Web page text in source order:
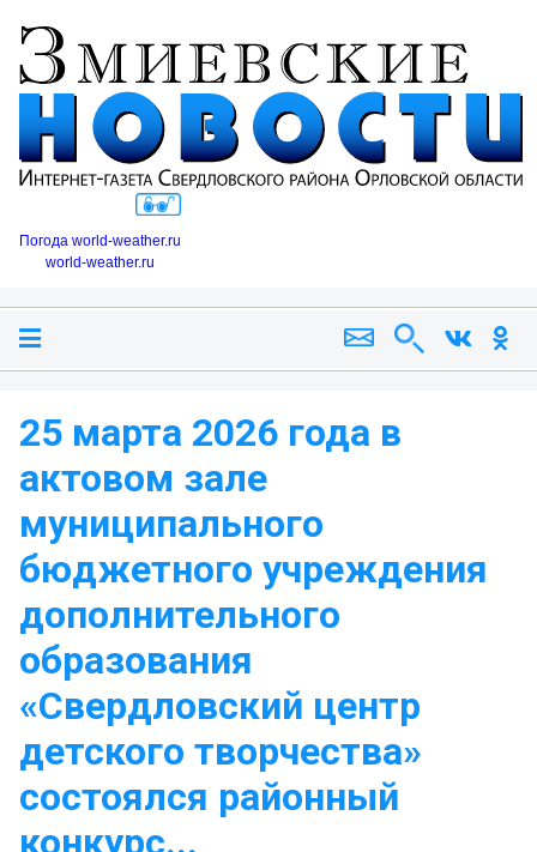
Погода world-weather.ru
world-weather.ru
25 марта 2026 года в
актовом зале
муниципального
бюджетного учреждения
дополнительного
образования
«Свердловский центр
детского творчества»
состоялся районный
конкурс...